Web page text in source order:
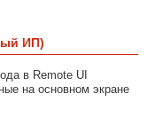
ИП)
в Remote UI
на основном экране